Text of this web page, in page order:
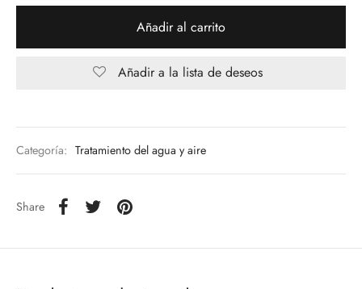
Añadir al carrito
Añadir a la lista de deseos
Categoría: Tratamiento del agua y aire
Share